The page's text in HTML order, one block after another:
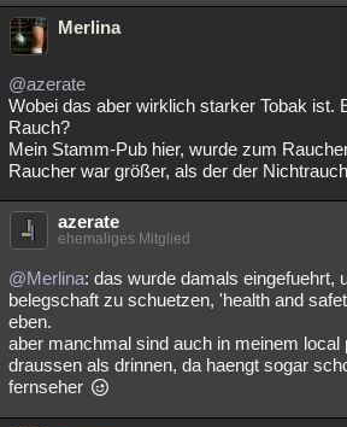
Merlina
@azerate
Wobei das aber wirklich starker Tobak ist.
Rauch?
Mein Stamm-Pub hier, wurde zum
Raucher war größer, als der der
azerate
ehemaliges Mitglied
@Merlina: das wurde damals eingefuehrt,
belegschaft zu schuetzen, 'health and
eben.
aber manchmal sind auch in meinem local
draussen als drinnen, da haengt sogar
fernseher